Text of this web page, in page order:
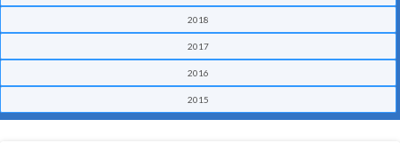
2018
2017
2016
2015